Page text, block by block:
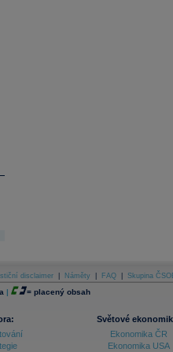
disclaimer Náměty FAQ Skupina
| = placený obsah
Světové
Ekonomika ČR
Ekonomika USA